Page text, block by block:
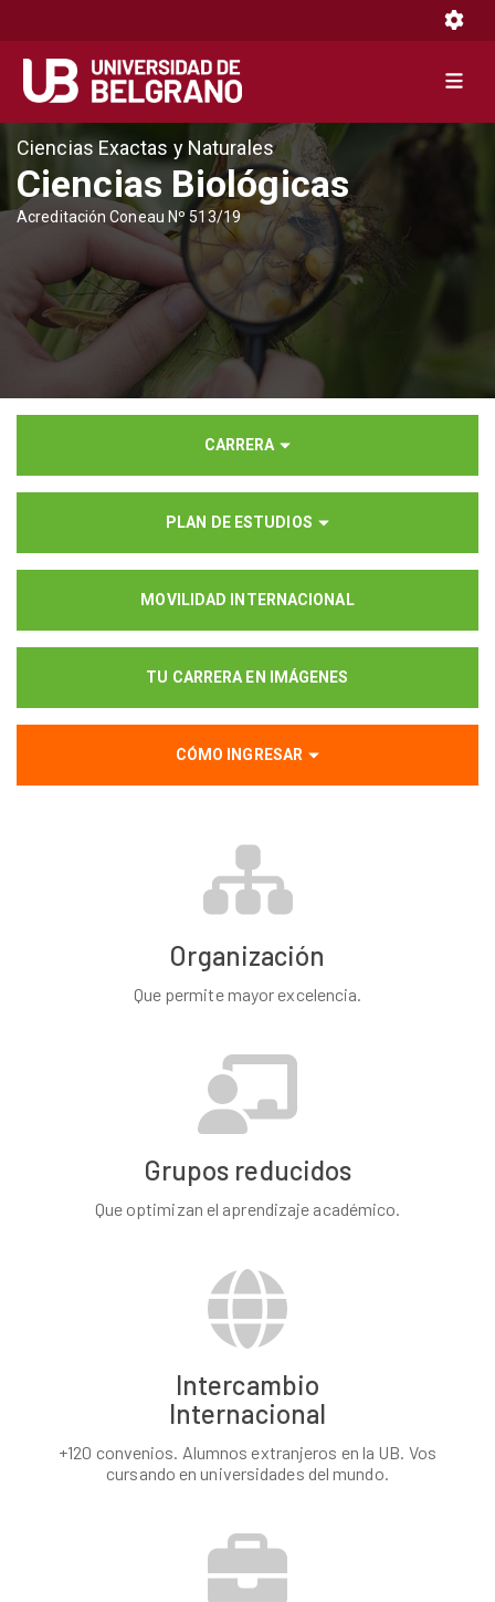
contenido
principal
Ciencias Exactas y Naturales
Ciencias Biológicas
Acreditación Coneau Nº 513/19
CARRERA
PLAN DE ESTUDIOS
MOVILIDAD INTERNACIONAL
TU CARRERA EN IMÁGENES
CÓMO INGRESAR
Organización
Que permite mayor excelencia.
Grupos reducidos
Que optimizan el aprendizaje académico.
Intercambio
Internacional
+120 convenios. Alumnos extranjeros en la UB. Vos
cursando en universidades del mundo.